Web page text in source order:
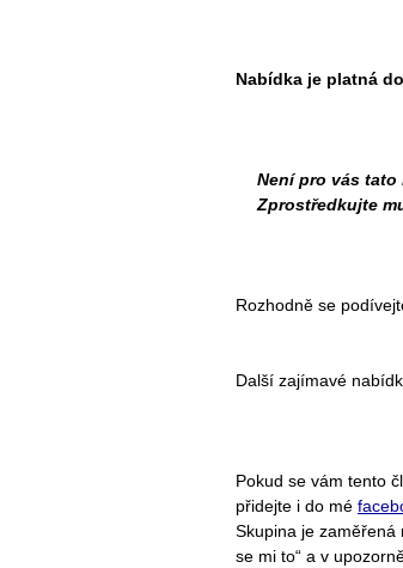
Nabídka je platná
Není pro vás
Zprostředkujte
Rozhodně se
Další zajímavé
Pokud se vám tento
přidejte i do mé
Skupina je zaměřená
se mi to“ a v